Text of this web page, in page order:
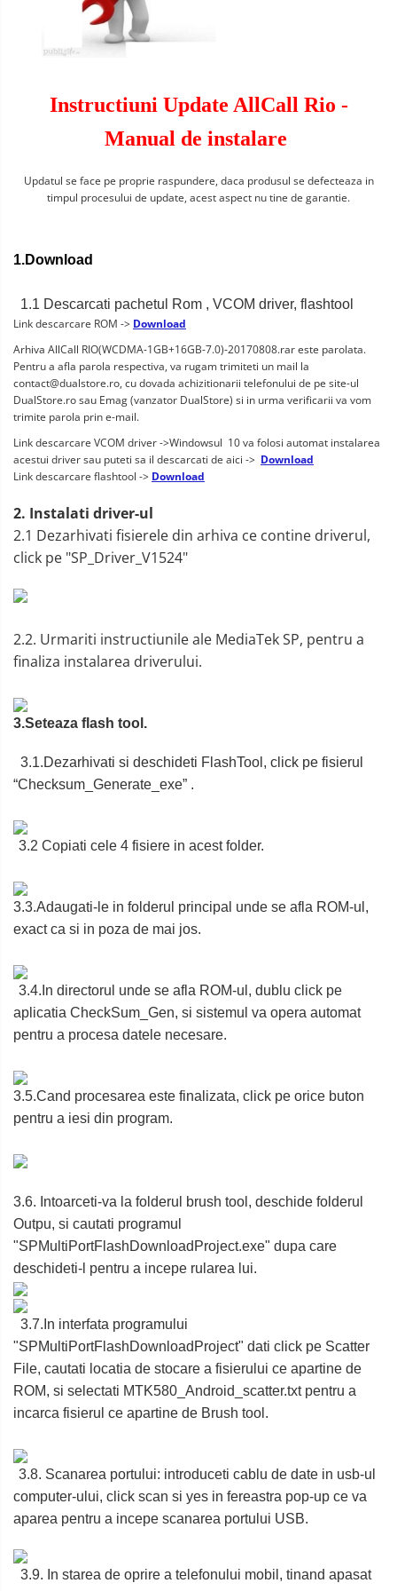
Instructiuni Update AllCall Rio -
Manual de instalare
Updatul se face pe proprie raspundere, daca produsul se defecteaza in
timpul procesului de update, acest aspect nu tine de garantie.
1.Download
1.1 Descarcati pachetul Rom , VCOM driver, flashtool
Link descarcare ROM -> Download
Arhiva AllCall RIO(WCDMA-1GB+16GB-7.0)-20170808.rar este parolata.
Pentru a afla parola respectiva, va rugam trimiteti un mail la
contact@dualstore.ro, cu dovada achizitionarii telefonului de pe site-ul
DualStore.ro sau Emag (vanzator DualStore) si in urma verificarii va vom
trimite parola prin e-mail.
Link descarcare VCOM driver ->Windowsul 10 va folosi automat instalarea
acestui driver sau puteti sa il descarcati de aici -> Download
Link descarcare flashtool -> Download
2. Instalati driver-ul
2.1 Dezarhivati fisierele din arhiva ce contine driverul,
click pe "SP_Driver_V1524"
2.2. Urmariti instructiunile ale MediaTek SP, pentru a
finaliza instalarea driverului.
3.Seteaza flash tool.
3.1.Dezarhivati si deschideti FlashTool, click pe fisierul
“Checksum_Generate_exe” .
3.2 Copiati cele 4 fisiere in acest folder.
3.3.Adaugati-le in folderul principal unde se afla ROM-ul,
exact ca si in poza de mai jos.
3.4.In directorul unde se afla ROM-ul, dublu click pe
aplicatia CheckSum_Gen, si sistemul va opera automat
pentru a procesa datele necesare.
3.5.Cand procesarea este finalizata, click pe orice buton
pentru a iesi din program.
3.6. Intoarceti-va la folderul brush tool, deschide folderul
Outpu, si cautati programul
"SPMultiPortFlashDownloadProject.exe" dupa care
deschideti-l pentru a incepe rularea lui.
3.7.In interfata programului
"SPMultiPortFlashDownloadProject" dati click pe Scatter
File, cautati locatia de stocare a fisierului ce apartine de
ROM, si selectati MTK580_Android_scatter.txt pentru a
incarca fisierul ce apartine de Brush tool.
3.8. Scanarea portului: introduceti cablu de date in usb-ul
computer-ului, click scan si yes in fereastra pop-up ce va
aparea pentru a incepe scanarea portului USB.
3.9. In starea de oprire a telefonului mobil, tinand apasat